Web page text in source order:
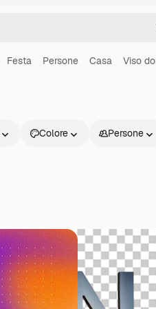
Festa Persone Casa Viso
Colore Persone
Inizia